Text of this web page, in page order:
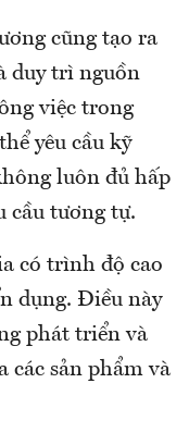
cũng tạo ra
duy trì nguồn
việc trong
yêu cầu kỹ
luôn đủ hấp
cầu tương tự.
có trình độ cao
dụng. Điều này
phát triển và
các sản phẩm và